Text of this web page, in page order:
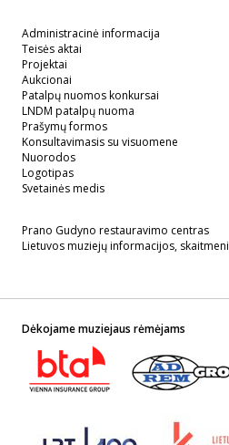
Administracinė informacija
Teisės aktai
Projektai
Aukcionai
Patalpų nuomos konkursai
LNDM patalpų nuoma
Prašymų formos
Konsultavimasis su visuomene
Nuorodos
Logotipas
Svetainės medis
Prano Gudyno restauravimo centras
Lietuvos muziejų informacijos,
Dėkojame muziejaus rėmėjams